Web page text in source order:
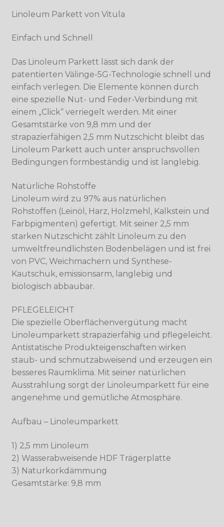
Linoleum Parkett von Vitula
Einfach und Schnell
Das Linoleum Parkett lässt sich dank der
patentierten Välinge-5G-Technologie schnell und
einfach verlegen. Die Elemente können durch
eine spezielle Nut- und Feder-Verbindung mit
einem „Click“ verriegelt werden. Mit einer
Gesamtstärke von 9,8 mm und der
strapazierfähigen 2,5 mm Nutzschicht bleibt das
Linoleum Parkett auch unter anspruchsvollen
Bedingungen formbeständig und ist langlebig.
Natürliche Rohstoffe
Linoleum wird zu 97% aus natürlichen
Rohstoffen (Leinöl, Harz, Holzmehl, Kalkstein und
Farbpigmenten) gefertigt. Mit seiner 2,5 mm
starken Nutzschicht zählt Linoleum zu den
umweltfreundlichsten Bodenbelägen und ist frei
von PVC, Weichmachern und Synthese-
Kautschuk, emissionsarm, langlebig und
biologisch abbaubar.
PFLEGELEICHT
Die spezielle Oberflächenvergütung macht
Linoleumparkett strapazierfähig und pflegeleicht.
Antistatische Produkteigenschaften wirken
staub- und schmutzabweisend und erzeugen ein
besseres Raumklima. Mit seiner natürlichen
Ausstrahlung sorgt der Linoleumparkett für eine
angenehme und gemütliche Atmosphäre.
Aufbau – Linoleumparkett
1) 2,5 mm Linoleum
2) Wasserabweisende HDF Trägerplatte
3) Naturkorkdämmung
Gesamtstärke: 9,8 mm